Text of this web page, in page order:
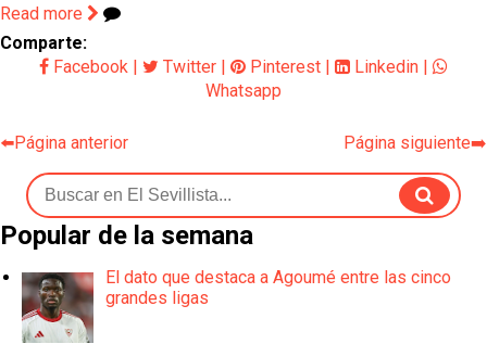
Read more
Comparte:
Facebook
Twitter Pinterest Linkedin
Whatsapp
⬅️Página anterior Página siguiente➡️
Popular de la semana
El dato que destaca a Agoumé entre las cinco
grandes ligas